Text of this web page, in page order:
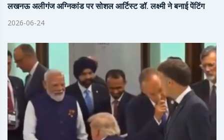
लखनऊ अलीगंज अग्निकांड पर सोशल आर्टिस्ट डॉ. लक्ष्मी ने बनाई पेंटिंग
2026-06-24